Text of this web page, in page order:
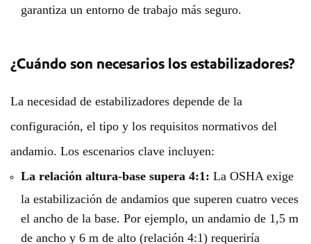
garantiza un entorno de trabajo más seguro.
¿Cuándo son necesarios los estabilizadores?
La necesidad de estabilizadores depende de la
configuración, el tipo y los requisitos normativos del
andamio. Los escenarios clave incluyen:
La relación altura-base supera 4:1: La OSHA exige
la estabilización de andamios que superen cuatro veces
el ancho de la base. Por ejemplo, un andamio de 1,5 m
de ancho y 6 m de alto (relación 4:1) requeriría